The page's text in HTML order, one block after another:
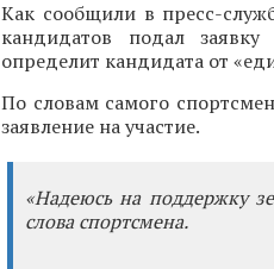
Как сообщили в пресс-
кандидатов подал
определит кандидата от
По словам самого
заявление на участие.
«Надеюсь на поддержку
слова спортсмена.